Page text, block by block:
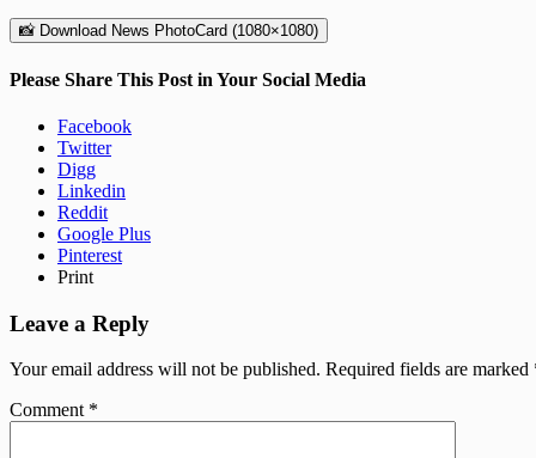
📸 Download News PhotoCard (1080×1080)
Please Share This Post in Your Social Media
Facebook
Twitter
Digg
Linkedin
Reddit
Google Plus
Pinterest
Print
Leave a Reply
Your email address will not be published. Required fields are marked
Comment *